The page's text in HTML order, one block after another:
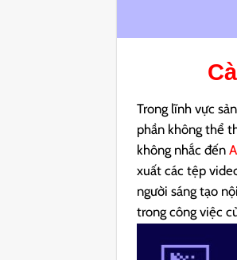
Trong lĩnh vực
phần không thể
không nhắc đến
xuất các tệp
người sáng tạo
trong công việc